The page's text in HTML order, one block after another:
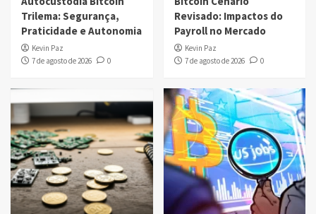
Trilema: Segurança,
Praticidade e Autonomia
Kevin Paz
7 de agosto de 2026
0
Revisado: Impactos do
Payroll no Mercado
Kevin Paz
7 de agosto de 2026
0